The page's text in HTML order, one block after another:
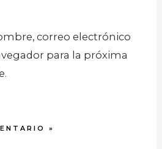
correo electrónico
para la próxima